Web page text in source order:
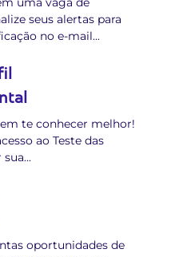
seus alertas para
no e-mail...
te conhecer melhor!
ao Teste das
sua...
oportunidades de